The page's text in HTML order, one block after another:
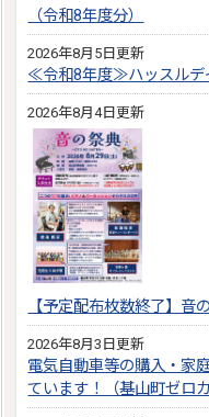
（令和8年度分）
2026年8月5日更新
≪令和8年度≫ハッスルデ
2026年8月4日更新
【予定配布枚数終了】音
2026年8月3日更新
電気自動車等の購入・家
ています！（基山町ゼロ